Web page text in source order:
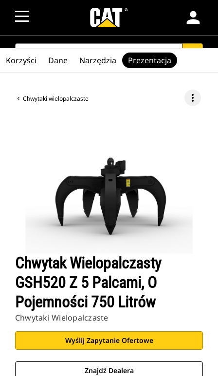
person
SEARCH
Chwytaki wielopalczaste more_vert
Chwytak Wielopalczasty
GSH520 Z 5 Palcami, O
Pojemności 750 Litrów
Chwytaki Wielopalczaste
Wyślij Zapytanie Ofertowe
Znajdź Dealera
Korzyści Dane Narzędzia Prezentacja